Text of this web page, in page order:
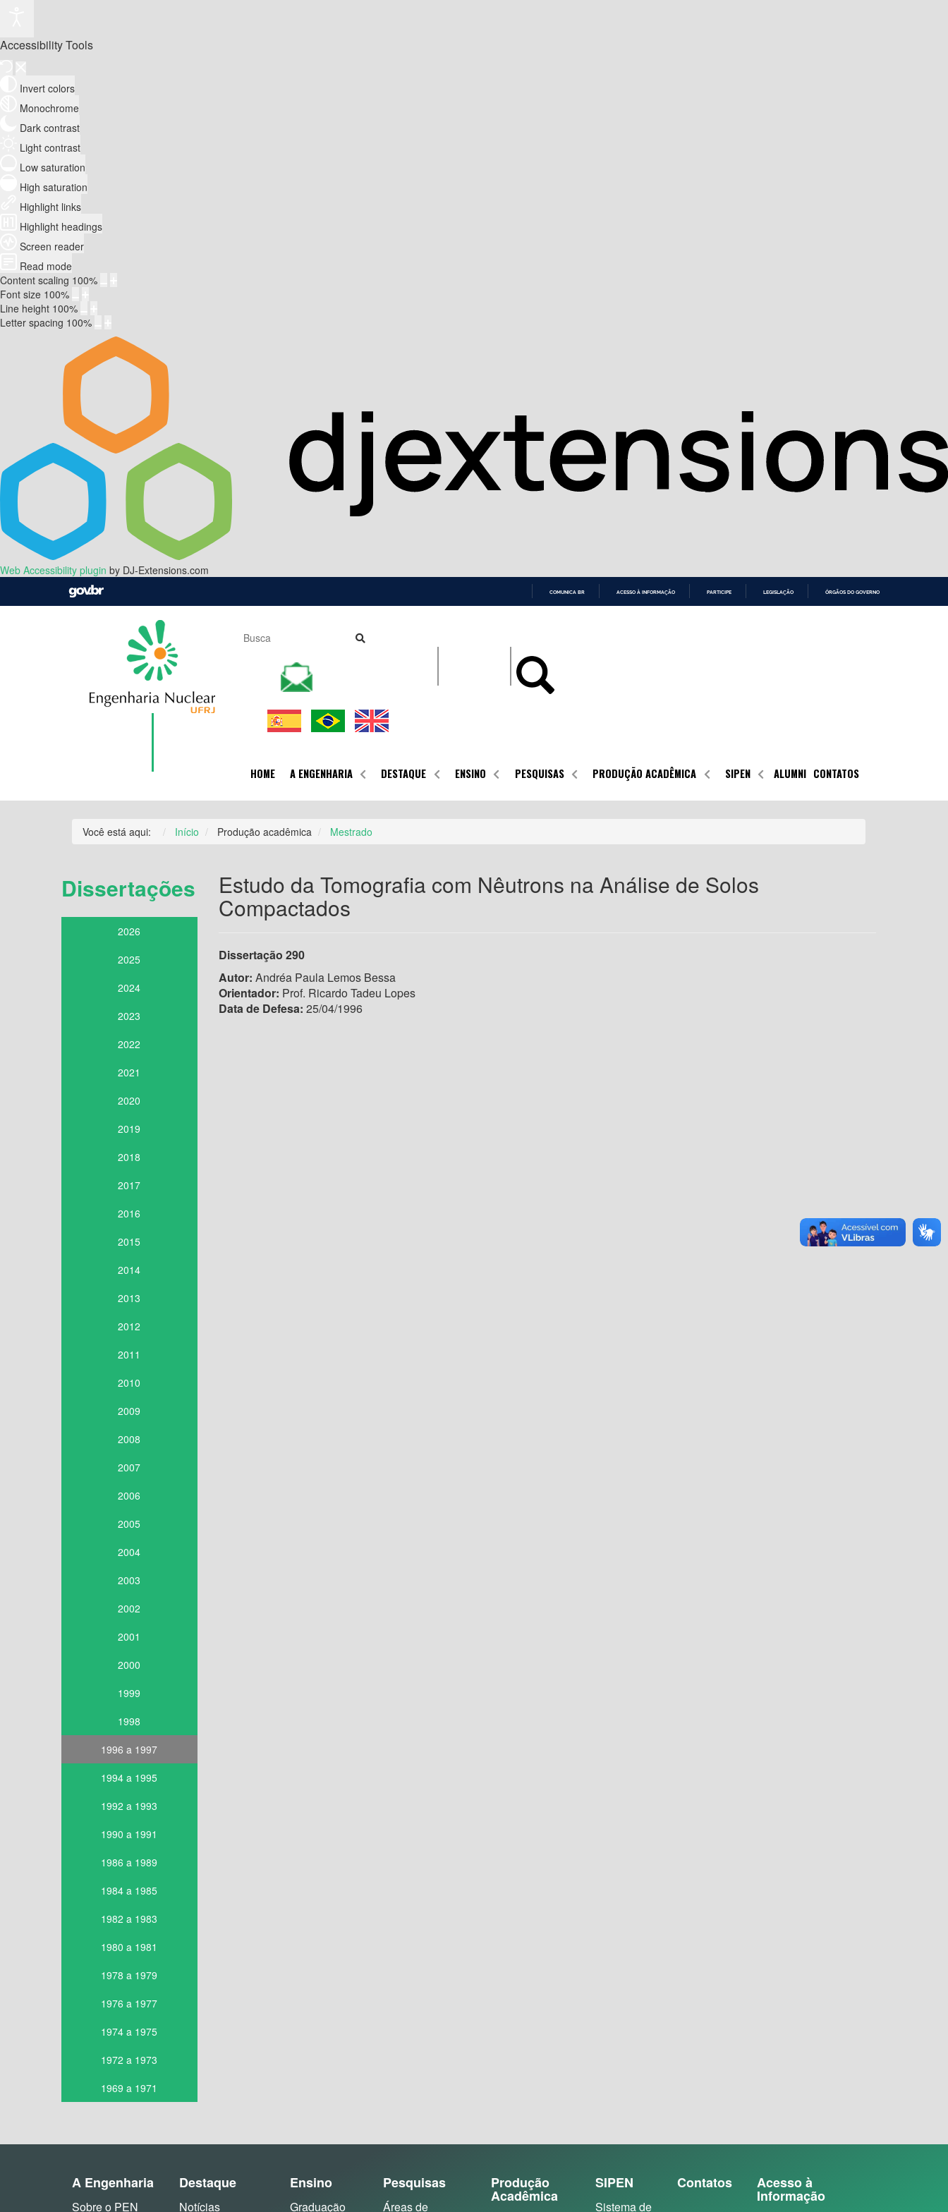
Accessibility Tools
Invert colors
Monochrome
Dark contrast
Light contrast
Low saturation
High saturation
Highlight links
Highlight headings
Screen reader
Read mode
Content scaling 100%
Font size 100%
Line height 100%
Letter spacing 100%
Web Accessibility plugin by DJ-Extensions.com
COMUNICA BR ACESSO À INFORMAÇÃO PARTICIPE LEGISLAÇÃO ÓRGÃOS DO GOVERNO
HOME A ENGENHARIA DESTAQUE ENSINO PESQUISAS PRODUÇÃO ACADÊMICA SIPEN ALUMNI CONTATOS
Você está aqui: Início Produção acadêmica Mestrado
Dissertações
2026
2025
2024
2023
2022
2021
2020
2019
2018
2017
2016
2015
2014
2013
2012
2011
2010
2009
2008
2007
2006
2005
2004
2003
2002
2001
2000
1999
1998
1996 a 1997
1994 a 1995
1992 a 1993
1990 a 1991
1986 a 1989
1984 a 1985
1982 a 1983
1980 a 1981
1978 a 1979
1976 a 1977
1974 a 1975
1972 a 1973
1969 a 1971
Estudo da Tomografia com Nêutrons na Análise de Solos
Compactados
Dissertação 290
Autor: Andréa Paula Lemos Bessa
Orientador: Prof. Ricardo Tadeu Lopes
Data de Defesa: 25/04/1996
A Engenharia
Sobre o PEN
Destaque
Notícias
Ensino
Graduação
Pesquisas
Áreas de
Produção
Acadêmica
SIPEN
Sistema de
Contatos Acesso à
Informação